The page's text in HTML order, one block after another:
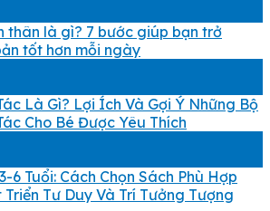
thân là gì? 7 bước giúp bạn trở
tốt hơn mỗi ngày
Là Gì? Lợi Ích Và Gợi Ý Những Bộ
Cho Bé Được Yêu Thích
6 Tuổi: Cách Chọn Sách Phù Hợp
Triển Tư Duy Và Trí Tưởng Tượng